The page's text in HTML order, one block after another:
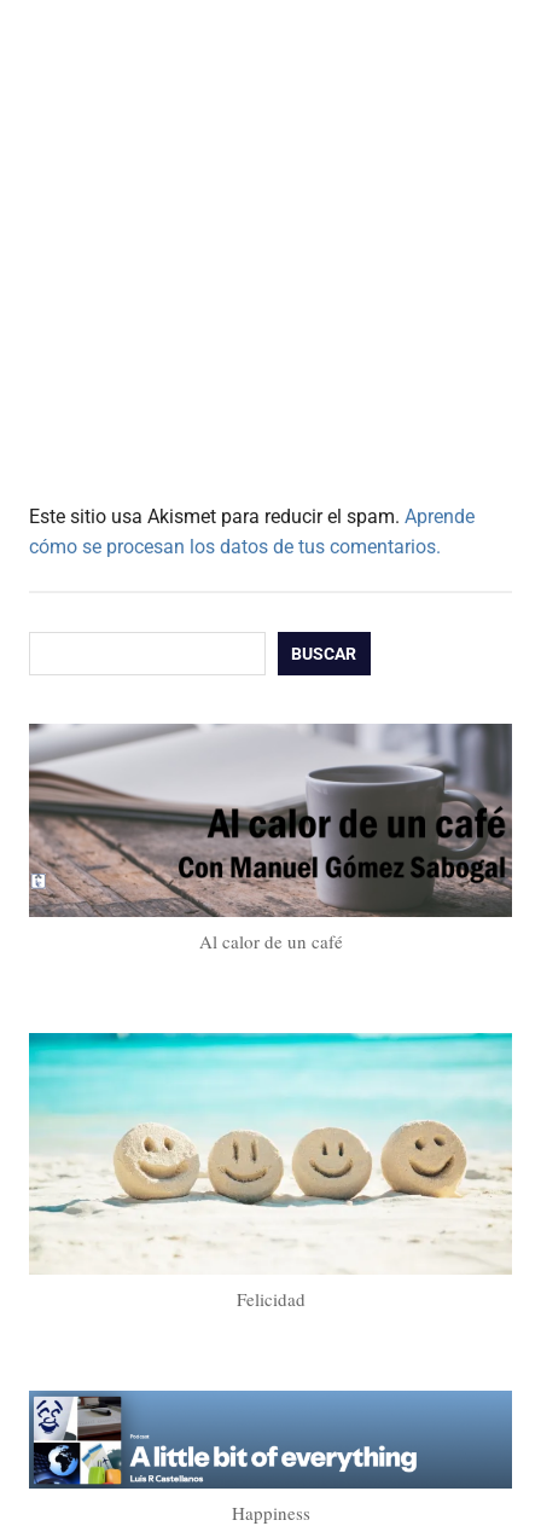
Este sitio usa Akismet para reducir el spam. Aprende
cómo se procesan los datos de tus comentarios.
BUSCAR
Al calor de un café
Felicidad
Happiness